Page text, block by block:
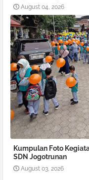
August 04, 2026
Kumpulan Foto
SDN Jogotrunan
August 03, 2026